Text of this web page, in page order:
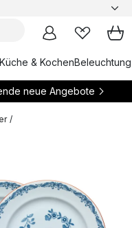
Küche & KochenBeleuchtung
neue Angebote
/